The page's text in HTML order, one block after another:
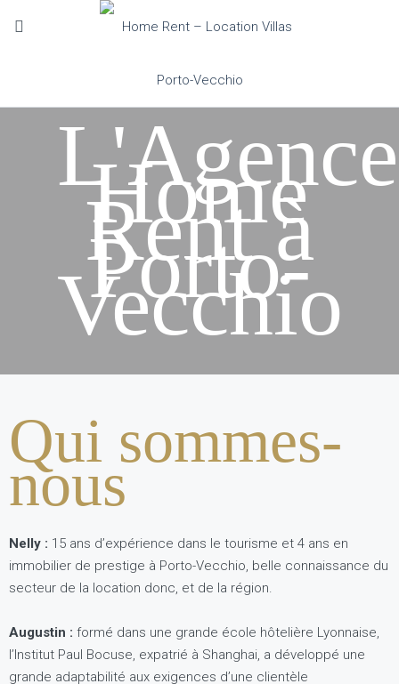
L'Agence
Home
Rent à
Porto-
Vecchio
Qui sommes-
nous
Nelly : 15 ans d’expérience dans le tourisme et 4 ans en
immobilier de prestige à Porto-Vecchio, belle connaissance du
secteur de la location donc, et de la région.
Augustin : formé dans une grande école hôtelière Lyonnaise,
l’Institut Paul Bocuse, expatrié à Shanghai, a développé une
grande adaptabilité aux exigences d’une clientèle